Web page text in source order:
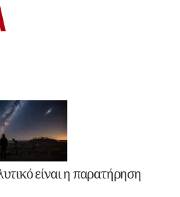
είναι η παρατήρηση